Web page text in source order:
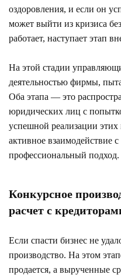
оздоровления, и если он
может выйти из кризиса
работает, наступает этап
На этой стадии
деятельностью фирмы,
Оба этапа — это
юридических лиц с
успешной реализации
активное взаимодействие
профессиональный подход.
Конкурсное
расчет с
Если спасти бизнес не
производство. На этом
продается, а вырученные